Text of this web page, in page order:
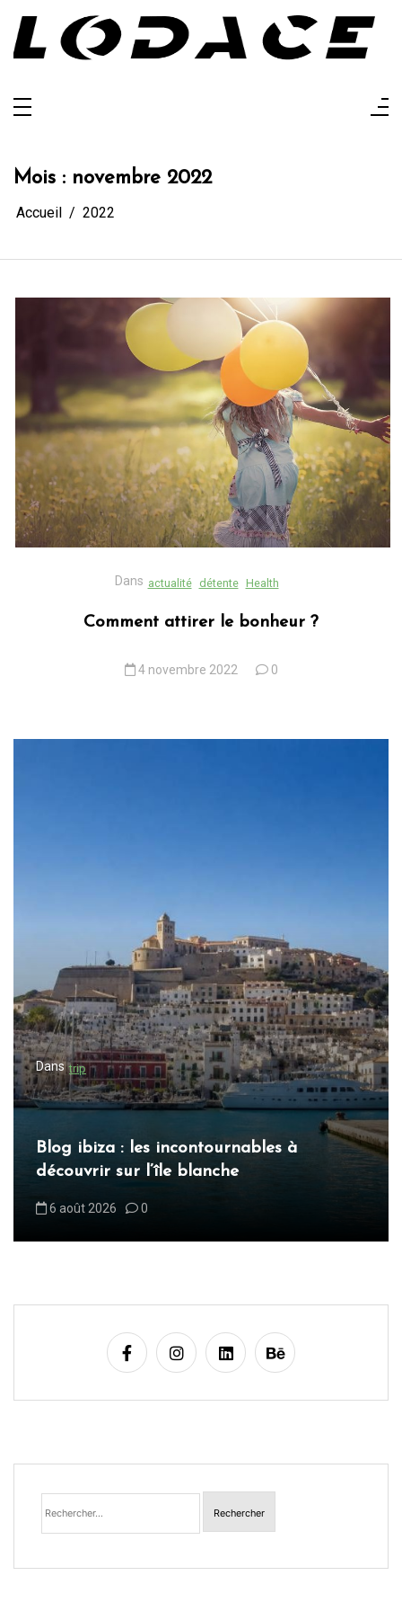
contenu
Lodace
Mois : novembre 2022
Accueil 2022
Dans actualité détente Health
Comment attirer le bonheur ?
4 novembre 2022 0
Dans trip
Blog ibiza : les incontournables à
découvrir sur l’île blanche
6 août 2026 0
Rechercher :